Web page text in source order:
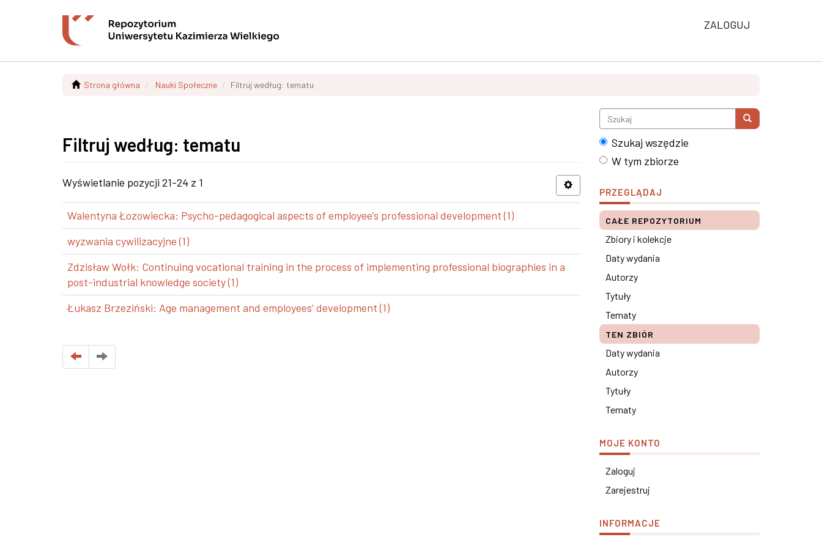
ZALOGUJ
Strona główna Nauki Społeczne Filtruj według: tematu
Filtruj według: tematu
Wyświetlanie pozycji 21-24 z 1
Walentyna Łozowiecka: Psycho-pedagogical aspects of employee’s professional development (1)
wyzwania cywilizacyjne (1)
Zdzisław Wołk: Continuing vocational training in the process of implementing professional biographies in a
post-industrial knowledge society (1)
Łukasz Brzeziński: Age management and employees’ development (1)
Szukaj wszędzie
W tym zbiorze
PRZEGLĄDAJ
CAŁE REPOZYTORIUM
Zbiory i kolekcje
Daty wydania
Autorzy
Tytuły
Tematy
TEN ZBIÓR
Daty wydania
Autorzy
Tytuły
Tematy
MOJE KONTO
Zaloguj
Zarejestruj
INFORMACJE